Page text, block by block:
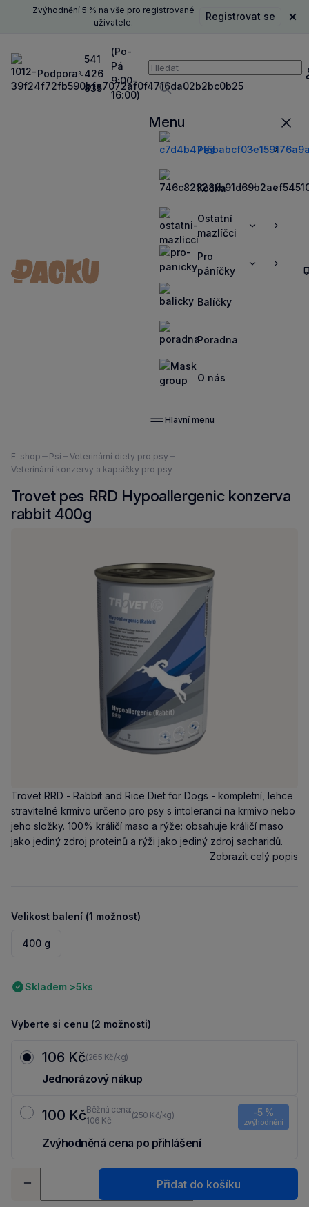
Zvýhodnění 5 % na vše pro registrované
uživatele.
Registrovat se
Podpora
541
426
835
(Po-
Pá
9:00-
16:00)
Vyhledávání
Vyhledávat
Menu
Pes
ZobrazitZobrazit
Kočka
ZobrazitZobrazit
Ostatní
mazlíčci
ZobrazitZobrazit
Pro
páníčky
ZobrazitZobrazit
Balíčky
Poradna
O nás
Hlavní menu
Nacházíte
se
E-shop Psi
Veterinární diety pro psy
Veterinární konzervy a kapsičky pro psy
Trovet pes RRD Hypoallergenic konzerva
rabbit 400g
Trovet RRD - Rabbit and Rice Diet for Dogs - kompletní, lehce
stravitelné krmivo určeno pro psy s intolerancí na krmivo nebo
jeho složky. 100% králičí maso a rýže: obsahuje králičí maso
jako jediný zdroj proteinů a rýži jako jediný zdroj sacharidů.
Zobrazit celý popis
Velikost balení (1 možnost)
400 g
Skladem >5ks
Vyberte si cenu (2 možnosti)
106 Kč(265 Kč/kg)
Jednorázový nákup
100 KčBěžná cena:
106 Kč
(250 Kč/kg) -5 %
zvýhodnění
Zvýhodněná cena po přihlášení
-
+
Přidat do košíku